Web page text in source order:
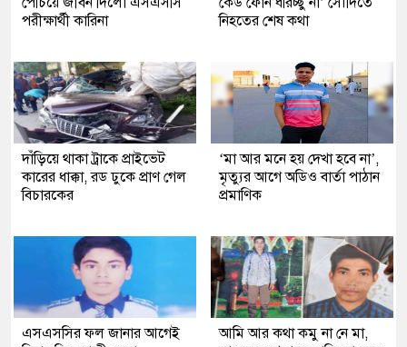
পরীক্ষার্থী কারিনা
নিহতের শেষ কথা
দাঁড়িয়ে থাকা ট্রাকে প্রাইভেট
কারের ধাক্কা, রড ঢুকে প্রাণ গেল
বিচারকের
‘মা আর মনে হয় দেখা হবে না’,
মৃত্যুর আগে অডিও বার্তা পাঠান
প্রমাণিক
এসএসসির ফল জানার আগেই
আমি আর কথা কমু না নে মা,